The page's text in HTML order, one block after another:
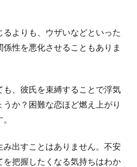
よりも、ウザいなどといった
性を悪化させることもありま
、彼氏を束縛することで浮気
か？困難な恋ほど燃え上がり
出すことはありません。不安
把握したくなる気持ちはわか